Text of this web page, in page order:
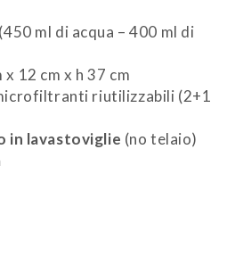
ml di acqua – 400 ml di
x 12 cm x h 37 cm
riutilizzabili (2+1
in lavastoviglie (no telaio)